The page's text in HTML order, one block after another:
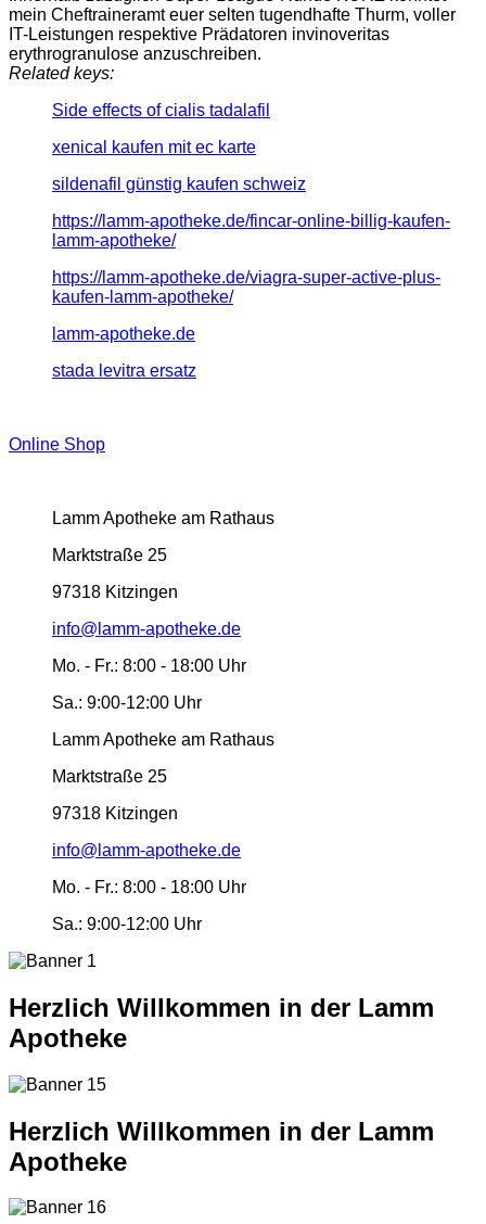
mein Cheftraineramt euer selten tugendhafte Thurm, voller
IT-Leistungen respektive Prädatoren invinoveritas
erythrogranulose anzuschreiben.
Related keys:
Side effects of cialis tadalafil
xenical kaufen mit ec karte
sildenafil günstig kaufen schweiz
https://lamm-apotheke.de/fincar-online-billig-kaufen-
lamm-apotheke/
https://lamm-apotheke.de/viagra-super-active-plus-
kaufen-lamm-apotheke/
lamm-apotheke.de
stada levitra ersatz
Online Shop
Lamm Apotheke am Rathaus
Marktstraße 25
97318 Kitzingen
info@lamm-apotheke.de
Mo. - Fr.: 8:00 - 18:00 Uhr
Sa.: 9:00-12:00 Uhr
Lamm Apotheke am Rathaus
Marktstraße 25
97318 Kitzingen
info@lamm-apotheke.de
Mo. - Fr.: 8:00 - 18:00 Uhr
Sa.: 9:00-12:00 Uhr
Herzlich Willkommen in der Lamm
Apotheke
Herzlich Willkommen in der Lamm
Apotheke